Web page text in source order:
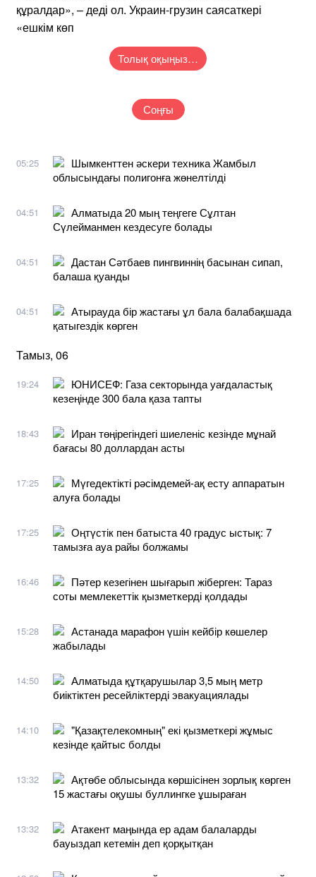
құралдар», – деді ол. Украин-грузин саясаткері
«ешкім көп
Толық оқыңыз…
Соңғы
05:25
Шымкенттен әскери техника Жамбыл
облысындағы полигонға жөнелтілді
04:51
Алматыда 20 мың теңгеге Сұлтан
Сүлейманмен кездесуге болады
04:51
Дастан Сәтбаев пингвиннің басынан сипап,
балаша қуанды
04:51
Атырауда бір жастағы ұл бала балабақшада
қатыгездік көрген
Тамыз, 06
19:24
ЮНИСЕФ: Газа секторында уағдаластық
кезеңінде 300 бала қаза тапты
18:43
Иран төңірегіндегі шиеленіс кезінде мұнай
бағасы 80 доллардан асты
17:25
Мүгедектікті рәсімдемей-ақ есту аппаратын
алуға болады
17:25
Оңтүстік пен батыста 40 градус ыстық: 7
тамызға ауа райы болжамы
16:46
Пәтер кезегінен шығарып жіберген: Тараз
соты мемлекеттік қызметкерді қолдады
15:28
Астанада марафон үшін кейбір көшелер
жабылады
14:50
Алматыда құтқарушылар 3,5 мың метр
биіктіктен ресейліктерді эвакуациялады
14:10
"Қазақтелекомның" екі қызметкері жұмыс
кезінде қайтыс болды
13:32
Ақтөбе облысында көршісінен зорлық көрген
15 жастағы оқушы буллингке ұшыраған
13:32
Атакент маңында ер адам балаларды
бауыздап кетемін деп қорқытқан